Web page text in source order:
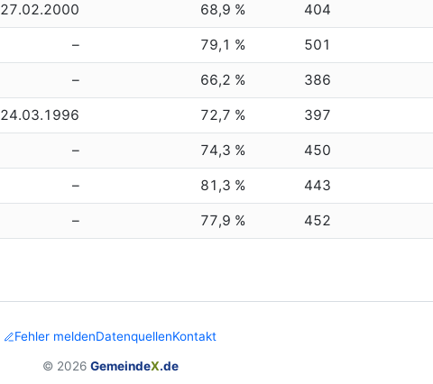
27.02.2000 68,9 % 404
– 79,1 % 501
– 66,2 % 386
24.03.1996 72,7 % 397
– 74,3 % 450
– 81,3 % 443
– 77,9 % 452
Fehler meldenDatenquellenKontakt
© 2026 GemeindeX.de